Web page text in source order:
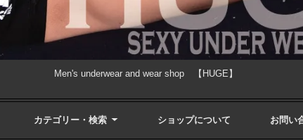
Men's underwear and wear shop 【HUGE】
カテゴリー・検索 ショップについて お問い